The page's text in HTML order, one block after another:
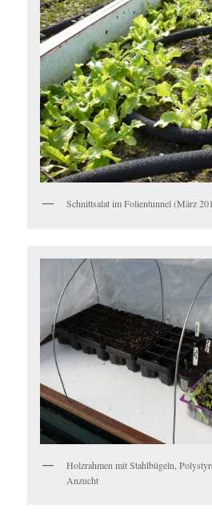
Schnittsalat im Folientunnel (März
Holzrahmen mit Stahlbügeln,
Anzucht